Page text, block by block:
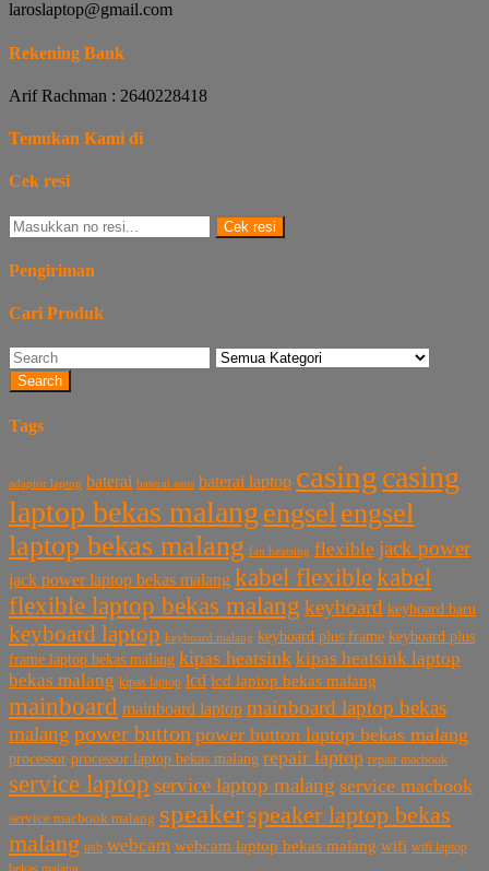
laroslaptop@gmail.com
Rekening Bank
Arif Rachman : 2640228418
Temukan Kami di
Cek resi
Cek resi
Pengiriman
Cari Produk
Search
Tags
adaptor laptop baterai baterai asus baterai laptop casing casing
laptop bekas malang engselengsel
laptop bekas malang fan heatsing flexible jack power
jack power laptop bekas malang kabel flexiblekabel
flexible laptop bekas malang keyboard keyboard baru
keyboard laptop keyboard malang keyboard plus frame keyboard plus
frame laptop bekas malang kipas heatsink kipas heatsink laptop
bekas malang kipas laptop lcd lcd laptop bekas malang
mainboard mainboard laptop mainboard laptop bekas
malang power button power button laptop bekas malang
processor processor laptop bekas malang repair laptop repair macbook
service laptop service laptop malang service macbook
service macbook malang speaker speaker laptop bekas
malang usb webcam webcam laptop bekas malang wifi wifi laptop